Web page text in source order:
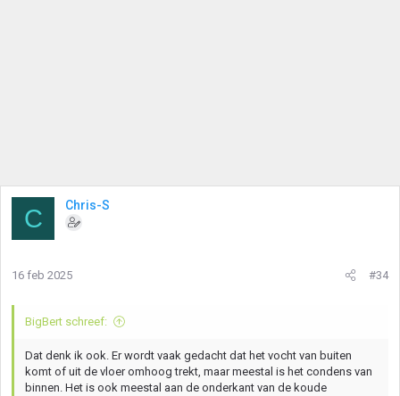
C Chris-S
16 feb 2025 #34
BigBert schreef:
Dat denk ik ook. Er wordt vaak gedacht dat het vocht van buiten
komt of uit de vloer omhoog trekt, maar meestal is het condens van
binnen. Het is ook meestal aan de onderkant van de koude